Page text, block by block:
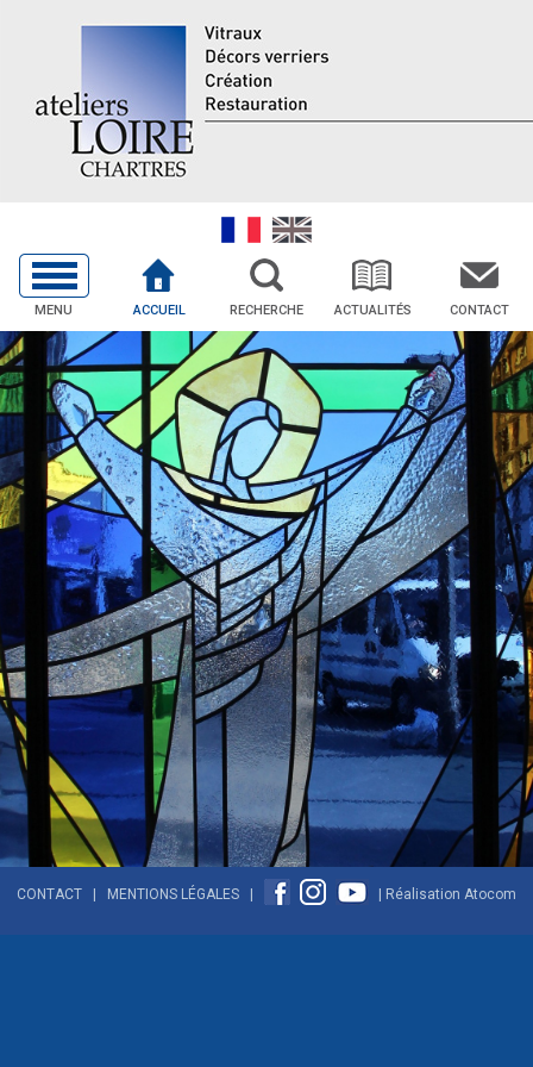
MENU ACCUEIL RECHERCHE ACTUALITÉS CONTACT
CONTACT | MENTIONS LÉGALES | | Réalisation Atocom